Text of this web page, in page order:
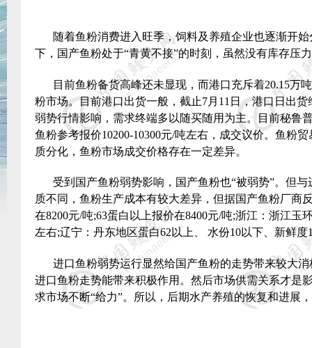
随着鱼粉消费进入旺季，饲料及养殖企业也逐渐开
下，国产鱼粉处于“青黄不接”的时刻，虽然没有库存压
目前鱼粉备货高峰还未显现，而港口充斥着20.15万
粉市场。目前港口出货一般，截止7月 11 日，港口日出货
弱势行情影响，需求终端多以随买随用为主。目前秘鲁
鱼粉参考报价10200-10300元/吨左右，成交议价。鱼粉
质分化，鱼粉市场成交价格存在一定差异。
受到国产鱼粉弱势影响，国产鱼粉也“被弱势”。但
质不同，鱼粉生产成本有较大差异，但据国产鱼粉厂商
在8200元/吨;63蛋白以上报价在8400元/吨;浙江：浙江玉
左右;辽宁：丹东地区蛋白62 以上、 水份10以下、新鲜度
进口鱼粉弱势运行显然给国产鱼粉的走势带来较大
进口鱼粉走势能带来积极作用。然后市场供需关系才是
求市场不断“给力”。所以，后期水产养殖的恢复和进展